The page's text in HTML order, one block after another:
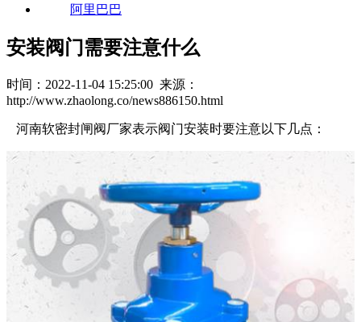
阿里巴巴
安装阀门需要注意什么
时间：2022-11-04 15:25:00 来源：
http://www.zhaolong.co/news886150.html
河南软密封闸阀厂家表示阀门安装时要注意以下几点：